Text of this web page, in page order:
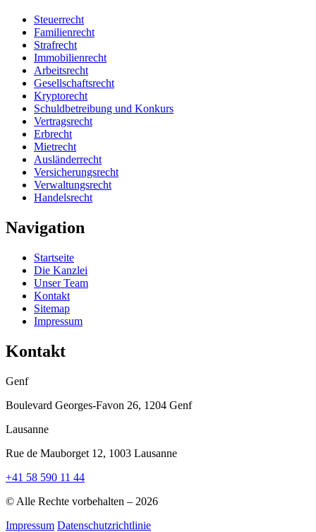
Steuerrecht
Familienrecht
Strafrecht
Immobilienrecht
Arbeitsrecht
Gesellschaftsrecht
Kryptorecht
Schuldbetreibung und Konkurs
Vertragsrecht
Erbrecht
Mietrecht
Ausländerrecht
Versicherungsrecht
Verwaltungsrecht
Handelsrecht
Navigation
Startseite
Die Kanzlei
Unser Team
Kontakt
Sitemap
Impressum
Kontakt
Genf
Boulevard Georges-Favon 26, 1204 Genf
Lausanne
Rue de Mauborget 12, 1003 Lausanne
+41 58 590 11 44
© Alle Rechte vorbehalten – 2026
Impressum Datenschutzrichtlinie